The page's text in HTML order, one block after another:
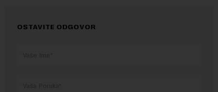
OSTAVITE ODGOVOR